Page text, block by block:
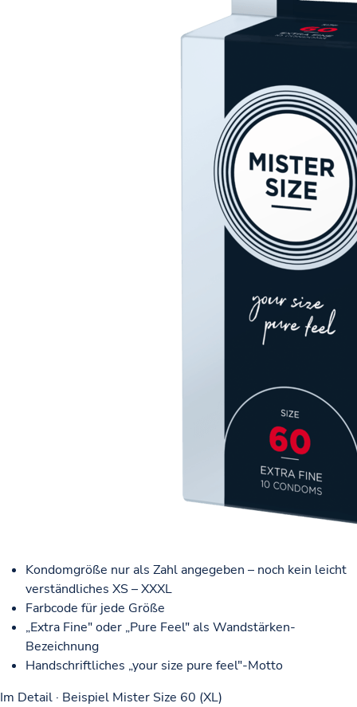
Kondomgröße nur als Zahl angegeben – noch kein leicht
verständliches XS – XXXL
Farbcode für jede Größe
„Extra Fine" oder „Pure Feel" als Wandstärken-
Bezeichnung
Handschriftliches „your size pure feel"-Motto
Im Detail · Beispiel Mister Size 60 (XL)